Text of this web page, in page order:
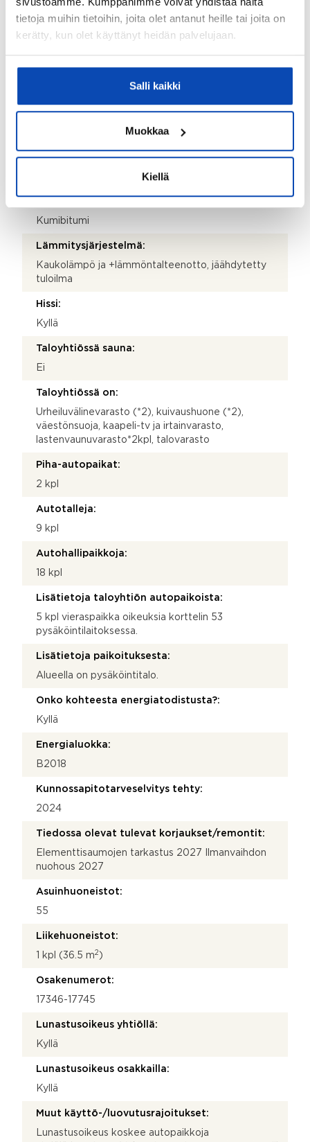
tietoja muihin tietoihin, joita olet antanut heille tai joita on
kerätty, kun olet käyttänyt heidän palvelujaan.
Salli kaikki
Muokkaa
Kiellä
Valmistumisvuosi:
2019
Käyttöönottovuosi:
Rakennus- ja pintamateriaalit:
Kattotyyppi:
Kumibitumi
Lämmitysjärjestelmä:
Kaukolämpö ja +lämmöntalteenotto, jäähdytetty
tuloilma
Hissi:
Kyllä
Taloyhtiössä sauna:
Ei
Taloyhtiössä on:
Urheiluvälinevarasto (*2), kuivaushuone (*2),
väestönsuoja, kaapeli-tv ja irtainvarasto,
lastenvaunuvarasto*2kpl, talovarasto
Piha-autopaikat:
2 kpl
Autotalleja:
9 kpl
Autohallipaikkoja:
18 kpl
Lisätietoja taloyhtiön autopaikoista:
5 kpl vieraspaikka oikeuksia korttelin 53
pysäköintilaitoksessa.
Lisätietoja paikoituksesta:
Alueella on pysäköintitalo.
Onko kohteesta energiatodistusta?:
Kyllä
Energialuokka:
B2018
Kunnossapitotarveselvitys tehty:
2024
Tiedossa olevat tulevat korjaukset/remontit:
Elementtisaumojen tarkastus 2027 Ilmanvaihdon
nuohous 2027
Asuinhuoneistot:
55
Liikehuoneistot:
1 kpl (36.5 m2 )
Osakenumerot:
17346-17745
Lunastusoikeus yhtiöllä:
Kyllä
Lunastusoikeus osakkailla:
Kyllä
Muut käyttö-/luovutusrajoitukset:
Lunastusoikeus koskee autopaikkoja